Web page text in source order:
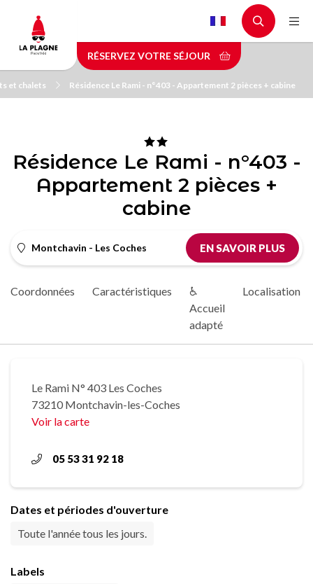
contenu
principal
RÉSERVEZ VOTRE SÉJOUR
et chalets Résidence Le Rami - n°403 - Appartement 2 pièces + cabine
Résidence Le Rami - n°403 -
Appartement 2 pièces +
cabine
Montchavin - Les Coches EN SAVOIR PLUS
Coordonnées Caractéristiques
♿
Accueil
adapté
Localisation
Le Rami N° 403 Les Coches
73210 Montchavin-les-Coches
Voir la carte
05 53 31 92 18
Dates et périodes d'ouverture
Toute l'année tous les jours.
Labels